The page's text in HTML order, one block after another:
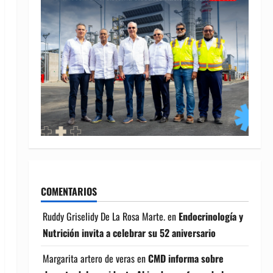
COMENTARIOS
Ruddy Griselidy De La Rosa Marte.en Endocrinología y
Nutrición invita a celebrar su 52 aniversario
Margarita artero de verasenCMD informa sobre